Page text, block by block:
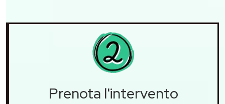
Prenota l'intervento